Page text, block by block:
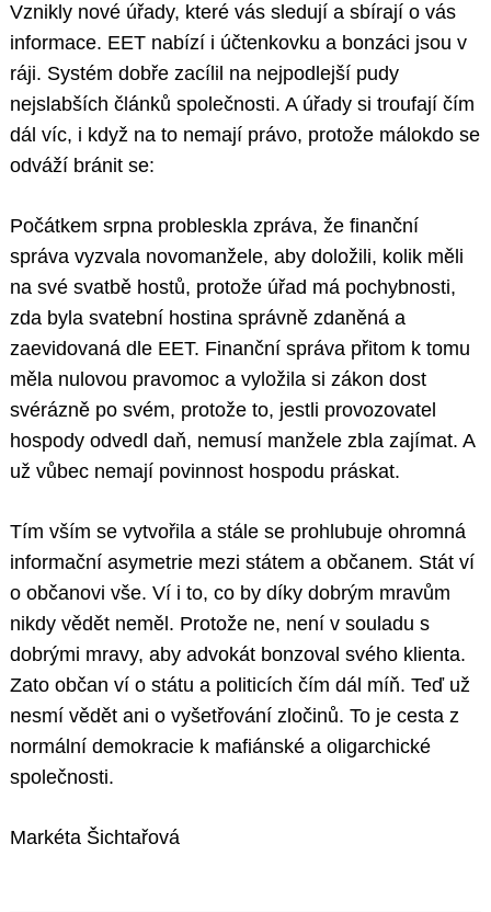
Vznikly nové úřady, které vás sledují a sbírají o vás
informace. EET nabízí i účtenkovku a bonzáci jsou v
ráji. Systém dobře zacílil na nejpodlejší pudy
nejslabších článků společnosti. A úřady si troufají čím
dál víc, i když na to nemají právo, protože málokdo se
odváží bránit se:
Počátkem srpna probleskla zpráva, že finanční
správa vyzvala novomanžele, aby doložili, kolik měli
na své svatbě hostů, protože úřad má pochybnosti,
zda byla svatební hostina správně zdaněná a
zaevidovaná dle EET. Finanční správa přitom k tomu
měla nulovou pravomoc a vyložila si zákon dost
svérázně po svém, protože to, jestli provozovatel
hospody odvedl daň, nemusí manžele zbla zajímat. A
už vůbec nemají povinnost hospodu práskat.
Tím vším se vytvořila a stále se prohlubuje ohromná
informační asymetrie mezi státem a občanem. Stát ví
o občanovi vše. Ví i to, co by díky dobrým mravům
nikdy vědět neměl. Protože ne, není v souladu s
dobrými mravy, aby advokát bonzoval svého klienta.
Zato občan ví o státu a politicích čím dál míň. Teď už
nesmí vědět ani o vyšetřování zločinů. To je cesta z
normální demokracie k mafiánské a oligarchické
společnosti.
Markéta Šichtařová